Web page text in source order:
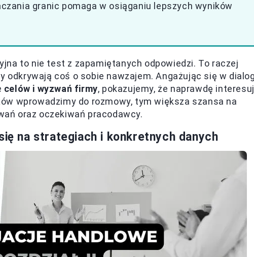
granic pomaga w osiąganiu lepszych wyników
to nie test z zapamiętanych odpowiedzi. To raczej
odkrywają coś o sobie nawzajem. Angażując się w
celów i wyzwań firmy, pokazujemy, że naprawdę
wprowadzimy do rozmowy, tym większa szansa na
oraz oczekiwań pracodawcy.
na strategiach i konkretnych danych